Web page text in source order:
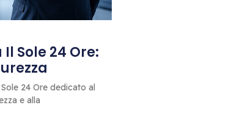
Sole 24 Ore:
24 Ore dedicato al
e alla